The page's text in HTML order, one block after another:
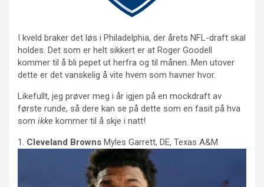
I kveld braker det løs i Philadelphia, der årets NFL-draft skal
holdes. Det som er helt sikkert er at Roger Goodell
kommer til å bli pepet ut herfra og til månen. Men utover
dette er det vanskelig å vite hvem som havner hvor.
Likefullt, jeg prøver meg i år igjen på en mockdraft av
første runde, så dere kan se på dette som en fasit på hva
som ikke kommer til å skje i natt!
1. Cleveland Browns Myles Garrett, DE, Texas A&M